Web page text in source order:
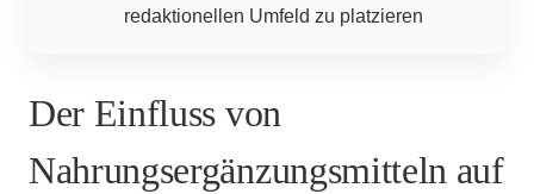
redaktionellen Umfeld zu platzieren
Der Einfluss von
Nahrungsergänzungsmitteln auf